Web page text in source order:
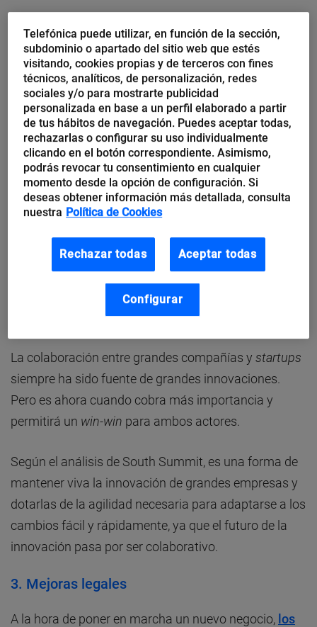
Por ello, como señalan desde South Summit,
“aquellos actores que no estén ya en esta era o
hagan un importante esfuerzo por unirse a ella,
difícilmente tendrán un futuro de éxito”.
Además, el empleo de este año se basará también en
la demanda de profesionales expertos en
digitalización. Según muestran datos delMapa del
Emprendimiento 2020, realizado por South Summit
un 66% destartupsquieren contratar a nuevos
profesionales en sus equipos este año, debido, en
gran parte, a las nuevas necesidades de empleo
digital que demanda el mercado actual.
2. Colaborar para innovar
La colaboración entre grandes compañías y startups
siempre ha sido fuente de grandes innovaciones.
Pero es ahora cuando cobra más importancia y
permitirá un win-win para ambos actores.
Según el análisis de South Summit, es una forma de
mantener viva la innovación de grandes empresas y
dotarlas de la agilidad necesaria para adaptarse a los
cambios fácil y rápidamente, ya que el futuro de la
innovación pasa por ser colaborativo.
3. Mejoras legales
A la hora de poner en marcha un nuevo negocio, los
Telefónica puede utilizar, en función de la sección,
subdominio o apartado del sitio web que estés
visitando, cookies propias y de terceros con fines
técnicos, analíticos, de personalización, redes
sociales y/o para mostrarte publicidad
personalizada en base a un perfil elaborado a partir
de tus hábitos de navegación. Puedes aceptar todas,
rechazarlas o configurar su uso individualmente
clicando en el botón correspondiente. Asimismo,
podrás revocar tu consentimiento en cualquier
momento desde la opción de configuración. Si
deseas obtener información más detallada, consulta
nuestra Política de Cookies
Rechazar todas Aceptar todas
Configurar